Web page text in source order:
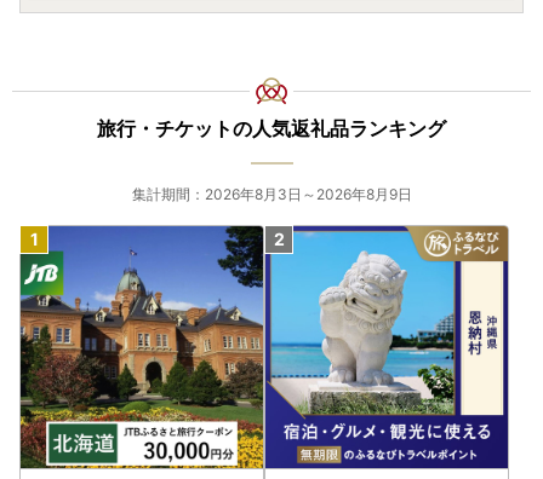
旅行・チケットの人気返礼品ランキング
集計期間：2026年8月3日～2026年8月9日